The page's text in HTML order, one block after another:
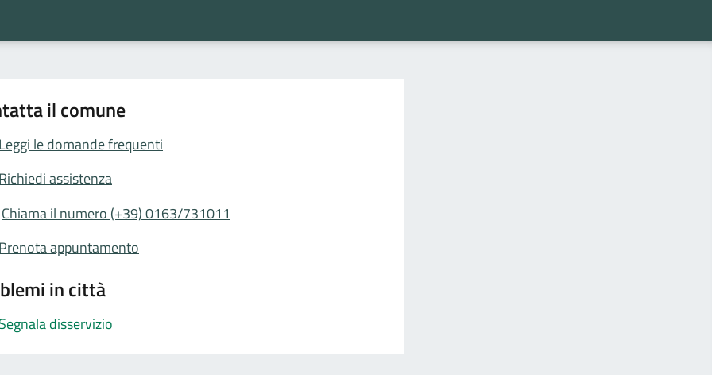
il comune
Leggi le domande frequenti
Richiedi assistenza
Chiama il numero (+39) 0163/731011
Prenota appuntamento
in città
Segnala disservizio